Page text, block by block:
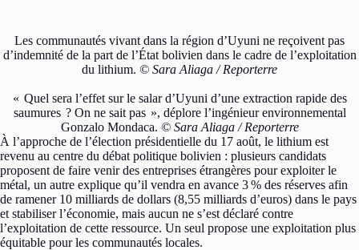
Les communautés vivant dans la région d’Uyuni ne reçoivent pas
d’indemnité de la part de l’État bolivien dans le cadre de l’exploitation
du lithium. © Sara Aliaga / Reporterre
« Quel sera l’effet sur le salar d’Uyuni d’une extraction rapide des
saumures ? On ne sait pas », déplore l’ingénieur environnemental
Gonzalo Mondaca. © Sara Aliaga / Reporterre
À l’approche de l’élection présidentielle du 17 août, le lithium est
revenu au centre du débat politique bolivien : plusieurs candidats
proposent de faire venir des entreprises étrangères pour exploiter le
métal, un autre explique qu’il vendra en avance 3% des réserves afin
de ramener 10 milliards de dollars (8,55 milliards d’euros) dans le pays
et stabiliser l’économie, mais aucun ne s’est déclaré contre
l’exploitation de cette ressource. Un seul propose une exploitation plus
équitable pour les communautés locales.